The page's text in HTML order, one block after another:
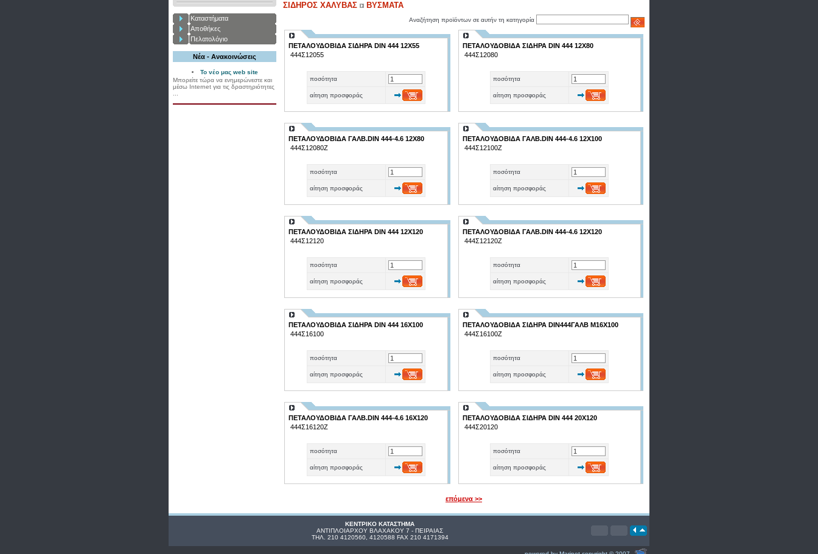
Καταστήματα
Αποθήκες
Πελατολόγιο
Νέα - Ανακοινώσεις
Το νέο μας web site
Μπορείτε τώρα να ενημερώνεστε και
μέσω Internet για τις δραστηριότητες
ΣΙΔΗΡΟΣ ΧΑΛΥΒΑΣ ΒΥΣΜΑΤΑ
Αναζήτηση προϊόντων σε αυτήν τη κατηγορία
ΠΕΤΑΛΟΥΔΟΒΙΔΑ ΣΙΔΗΡΑ DIN 444 12Χ55
444Σ12055
ποσότητα
αίτηση προσφοράς
ΠΕΤΑΛΟΥΔΟΒΙΔΑ ΣΙΔΗΡΑ DIN 444 12Χ80
444Σ12080
ποσότητα
αίτηση προσφοράς
ΠΕΤΑΛΟΥΔΟΒΙΔΑ ΓΑΛΒ.DIN 444-4.6 12X80
444Σ12080Ζ
ποσότητα
αίτηση προσφοράς
ΠΕΤΑΛΟΥΔΟΒΙΔΑ ΓΑΛΒ.DIN 444-4.6 12X100
444Σ12100Ζ
ποσότητα
αίτηση προσφοράς
ΠΕΤΑΛΟΥΔΟΒΙΔΑ ΣΙΔΗΡΑ DIN 444 12X120
444Σ12120
ποσότητα
αίτηση προσφοράς
ΠΕΤΑΛΟΥΔΟΒΙΔΑ ΓΑΛΒ.DIN 444-4.6 12X120
444Σ12120Ζ
ποσότητα
αίτηση προσφοράς
ΠΕΤΑΛΟΥΔΟΒΙΔΑ ΣΙΔΗΡΑ DIN 444 16X100
444Σ16100
ποσότητα
αίτηση προσφοράς
ΠΕΤΑΛΟΥΔΟΒΙΔΑ ΣΙΔΗΡΑ DIN444ΓΑΛΒ Μ16Χ100
444Σ16100Ζ
ποσότητα
αίτηση προσφοράς
ΠΕΤΑΛΟΥΔΟΒΙΔΑ ΓΑΛΒ.DIN 444-4.6 16X120
444Σ16120Ζ
ποσότητα
αίτηση προσφοράς
ΠΕΤΑΛΟΥΔΟΒΙΔΑ ΣΙΔΗΡΑ DIN 444 20Χ120
444Σ20120
ποσότητα
αίτηση προσφοράς
επόμενα >>
ΚΕΝΤΡΙΚΟ ΚΑΤΑΣΤΗΜΑ
ΑΝΤΙΠΛΟΙΑΡΧΟΥ ΒΛΑΧΑΚΟΥ 7 - ΠΕΙΡΑΙΑΣ
ΤΗΛ. 210 4120560, 4120588 FAX 210 4171394